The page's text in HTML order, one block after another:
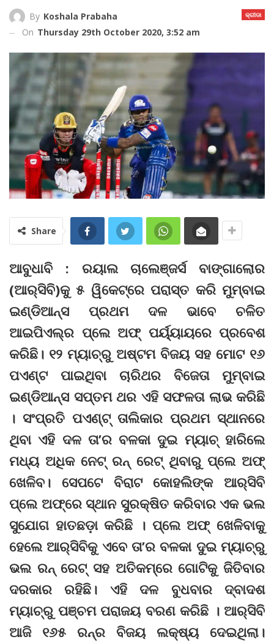
କ୍ରୀଡା
By Koshala Prabaha
On Thursday 29th October 2020, 3:52 am
Share
ଆବୁଧାବି : ରୟାଲ ଚାଲେଞ୍ଜର୍ସ ବାଙ୍ଗାଲୋର
(ଆର୍‌ସିବି)କୁ ୫ ୱିକେଟ୍‌ରେ ପରାସ୍ତ କରି ମୁମ୍ବାଇ
ଇଣ୍ଡିଆନ୍ସ ପ୍ରଥମ ଦଳ ଭାବେ ଚଳିତ
ଆଇପିଏଲ୍‌ର ପ୍ଲେ ଅଫ୍ ପର୍ୟ୍ୟାୟରେ ପ୍ରବେଶ
କରିଛି। ୧୨ ମ୍ୟାଚ୍‌ରୁ ଅଷ୍ଟମ ବିଜୟ ସହ ମୋଟ ୧୬
ପଏଣ୍ଟ ପାଇଥିବା ଚାରିଥର ବିଜେତା ମୁମ୍ବାଇ
ଇଣ୍ଡିଆନ୍ସ ସପ୍ତମ ଥର ଏହି ସଫଳତା ଲାଭ କରିଛି
। ସଂପ୍ରତି ପଏଣ୍ଟ୍‌ ତାଲିକାର ପ୍ରଥମ ସ୍ଥାନରେ
ଥିବା ଏହି ଦଳ ତା’ର ବଳକା ଦୁଇ ମ୍ୟାଚ୍ ହାରିଲେ
ମଧ୍ୟ ଅଧିକ ‌ନେଟ୍ ରନ୍ ରେଟ୍ ଥିବାରୁ ପ୍ଲେ ଅଫ୍
ଖେଳିବ। ସେପଟେ ବିରାଟ କୋହଲିଙ୍କ ଆର୍‌ସିବି
ପ୍ଲେ ଅଫ୍‌ରେ ସ୍ଥାନ ସୁରକ୍ଷିତ କରିବାର ଏକ ଭଲ
ସୁଯୋଗ ହାତଛଡ଼ା‌ କରିଛି । ପ୍ଲେ ଅଫ୍ ଖେଳିବାକୁ
ହେଲେ ଆର୍‌ସିବିକୁ ଏବେ ତା’ର ବଳକା‌ ଦୁଇ ମ୍ୟାଚ୍‌ରୁ
ଭଲ ରନ୍‌ ରେଟ୍‌ ସହ ଅତିକମ୍‌ରେ ଗୋଟିକୁ ଜିତିବାର
ଦରକାର ରହିଛି। ଏହି ଦଳ ବୁଧବାର ଦ୍ବାଦଶ
ମ୍ୟାଚ୍‌ରୁ ପଞ୍ଚମ ପରାଜୟ ବରଣ କରିଛି । ଆର୍‌ସିବି
ଆଜି ୧୬୫ ରନ୍‌ର ବିଜୟ ଲକ୍ଷ୍ୟ ଦେଇଥିଲା।